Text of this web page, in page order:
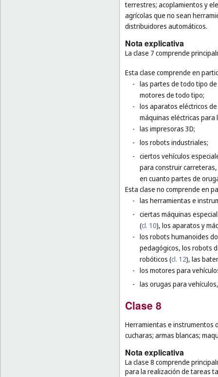
terrestres; acoplamientos y
agrícolas que no sean
distribuidores automáticos.
Nota explicativa
La clase 7 comprende
Esta clase comprende en
- las partes de todo tipo
motores de todo tipo;
- los aparatos eléctricos
máquinas eléctricas
- las impresoras 3D;
- los robots industriales;
- ciertos vehículos
para construir
en cuanto partes de
Esta clase no comprende en
- las herramientas e
- ciertas máquinas
(cl. 10), los aparatos y
- los robots humanoides
pedagógicos, los robots
robóticos (cl. 12), las
- los motores para
- las orugas para
Clase 8
Herramientas e instrumentos
cucharas; armas blancas;
Nota explicativa
La clase 8 comprende
para la realización de tareas